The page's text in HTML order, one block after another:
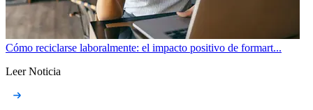
Cómo reciclarse laboralmente: el impacto positivo de formart...
Leer Noticia